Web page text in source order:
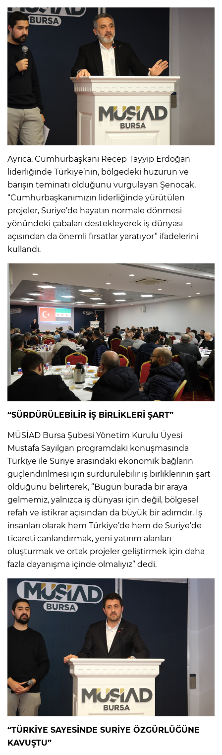
Ayrıca, Cumhurbaşkanı Recep Tayyip Erdoğan
liderliğinde Türkiye’nin, bölgedeki huzurun ve
barışın teminatı olduğunu vurgulayan Şenocak,
“Cumhurbaşkanımızın liderliğinde yürütülen
projeler, Suriye’de hayatın normale dönmesi
yönündeki çabaları destekleyerek iş dünyası
açısından da önemli fırsatlar yaratıyor” ifadelerini
kullandı.
“SÜRDÜRÜLEBİLİR İŞ BİRLİKLERİ ŞART”
MÜSİAD Bursa Şubesi Yönetim Kurulu Üyesi
Mustafa Sayılgan programdaki konuşmasında
Türkiye ile Suriye arasındaki ekonomik bağların
güçlendirilmesi için sürdürülebilir iş birliklerinin şart
olduğunu belirterek, “Bugün burada bir araya
gelmemiz, yalnızca iş dünyası için değil, bölgesel
refah ve istikrar açısından da büyük bir adımdır. İş
insanları olarak hem Türkiye’de hem de Suriye’de
ticareti canlandırmak, yeni yatırım alanları
oluşturmak ve ortak projeler geliştirmek için daha
fazla dayanışma içinde olmalıyız” dedi.
“TÜRKİYE SAYESİNDE SURİYE ÖZGÜRLÜĞÜNE
KAVUŞTU”